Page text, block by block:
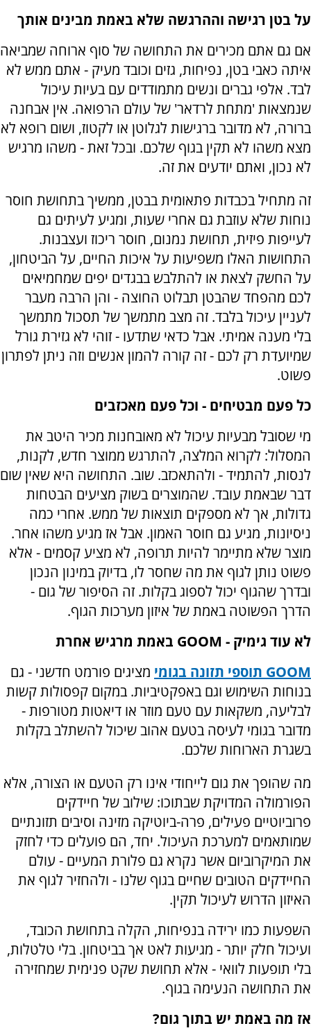
על בטן רגישה וההרגשה שלא באמת מבינים אותך
אם גם אתם מכירים את התחושה של סוף ארוחה שמביאה
איתה כאבי בטן, נפיחות, גזים וכובד מעיק - אתם ממש לא
לבד. אלפי גברים ונשים מתמודדים עם בעיות עיכול
שנמצאות 'מתחת לרדאר' של עולם הרפואה. אין אבחנה
ברורה, לא מדובר ברגישות לגלוטן או לקטוז, ושום רופא לא
מצא משהו לא תקין בגוף שלכם. ובכל זאת - משהו מרגיש
לא נכון, ואתם יודעים את זה.
זה מתחיל בכבדות פתאומית בבטן, ממשיך בתחושת חוסר
נוחות שלא עוזבת גם אחרי שעות, ומגיע לעיתים גם
לעייפות פיזית, תחושת נמנום, חוסר ריכוז ועצבנות.
התחושות האלו משפיעות על איכות החיים, על הביטחון,
על החשק לצאת או להתלבש בבגדים יפים שמחמיאים
לכם מהפחד שהבטן תבלוט החוצה - והן הרבה מעבר
לעניין עיכול בלבד. זה מצב מתמשך של תסכול מתמשך
בלי מענה אמיתי. אבל כדאי שתדעו - זוהי לא גזירת גורל
שמיועדת רק לכם - זה קורה להמון אנשים וזה ניתן לפתרון
פשוט.
כל פעם מבטיחים - וכל פעם מאכזבים
מי שסובל מבעיות עיכול לא מאובחנות מכיר היטב את
המסלול: לקרוא המלצה, להתרגש ממוצר חדש, לקנות,
לנסות, להתמיד - ולהתאכזב. שוב. התחושה היא שאין שום
דבר שבאמת עובד. שהמוצרים בשוק מציעים הבטחות
גדולות, אך לא מספקים תוצאות של ממש. אחרי כמה
ניסיונות, מגיע גם חוסר האמון. אבל אז מגיע משהו אחר.
מוצר שלא מתיימר להיות תרופה, לא מציע קסמים - אלא
פשוט נותן לגוף את מה שחסר לו, בדיוק במינון הנכון
ובדרך שהגוף יכול לספוג בקלות. זה הסיפור של גום -
הדרך הפשוטה באמת של איזון מערכות הגוף.
לא עוד גימיק GOOM - באמת מרגיש אחרת
GOOM תוספי תזונה בגומי מציגים פורמט חדשני - גם
בנוחות השימוש וגם באפקטיביות. במקום קפסולות קשות
לבליעה, משקאות עם טעם מוזר או דיאטות מטורפות -
מדובר בגומי לעיסה בטעם אהוב שיכול להשתלב בקלות
בשגרת הארוחות שלכם.
מה שהופך את גום לייחודי אינו רק הטעם או הצורה, אלא
הפורמולה המדויקת שבתוכו: שילוב של חיידקים
פרוביוטיים פעילים, פרה-ביוטיקה מזינה וסיבים תזונתיים
שמותאמים למערכת העיכול. יחד, הם פועלים כדי לחזק
את המיקרוביום אשר נקרא גם פלורת המעיים - עולם
החיידקים הטובים שחיים בגוף שלנו - ולהחזיר לגוף את
האיזון הדרוש לעיכול תקין.
השפעות כמו ירידה בנפיחות, הקלה בתחושת הכובד,
ועיכול חלק יותר - מגיעות לאט אך בביטחון. בלי טלטלות,
בלי תופעות לוואי - אלא תחושת שקט פנימית שמחזירה
את התחושה הנעימה בגוף.
אז מה באמת יש בתוך גום?